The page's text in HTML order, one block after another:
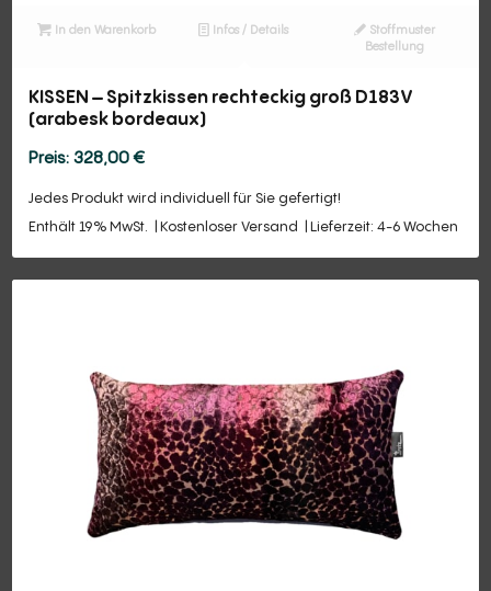
In den Warenkorb Infos / Details
Stoffmuster
Bestellung
KISSEN – Spitzkissen rechteckig groß D183V
(arabesk bordeaux)
328,00€
Jedes Produkt wird individuell für Sie gefertigt!
Enthält 19% MwSt.
Kostenloser Versand Lieferzeit: 4-6 Wochen